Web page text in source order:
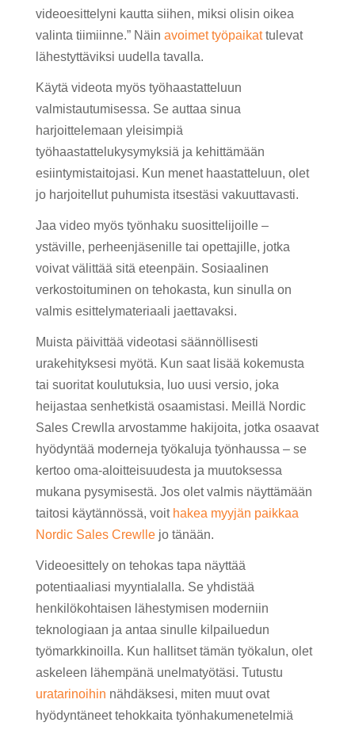
videoesittelyni kautta siihen, miksi olisin oikea
valinta tiimiinne.” Näin avoimet työpaikattulevat
lähestyttäviksi uudella tavalla.
Käytä videota myös työhaastatteluun
valmistautumisessa. Se auttaa sinua
harjoittelemaan yleisimpiä
työhaastattelukysymyksiä ja kehittämään
esiintymistaitojasi. Kun menet haastatteluun, olet
jo harjoitellut puhumista itsestäsi vakuuttavasti.
Jaa video myös työnhaku suosittelijoille –
ystäville, perheenjäsenille tai opettajille, jotka
voivat välittää sitä eteenpäin. Sosiaalinen
verkostoituminen on tehokasta, kun sinulla on
valmis esittelymateriaali jaettavaksi.
Muista päivittää videotasi säännöllisesti
urakehityksesi myötä. Kun saat lisää kokemusta
tai suoritat koulutuksia, luo uusi versio, joka
heijastaa senhetkistä osaamistasi. Meillä Nordic
Sales Crewlla arvostamme hakijoita, jotka osaavat
hyödyntää moderneja työkaluja työnhaussa – se
kertoo oma-aloitteisuudesta ja muutoksessa
mukana pysymisestä. Jos olet valmis näyttämään
taitosi käytännössä, voit hakea myyjän paikkaa
Nordic Sales Crewllejo tänään.
Videoesittely on tehokas tapa näyttää
potentiaaliasi myyntialalla. Se yhdistää
henkilökohtaisen lähestymisen moderniin
teknologiaan ja antaa sinulle kilpailuedun
työmarkkinoilla. Kun hallitset tämän työkalun, olet
askeleen lähempänä unelmatyötäsi. Tutustu
uratarinoihin nähdäksesi, miten muut ovat
hyödyntäneet tehokkaita työnhakumenetelmiä